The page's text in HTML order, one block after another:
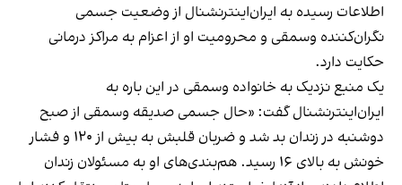
اطلاعات رسیده به ایران‌اینترنشنال از وضعیت جسمی
نگران‌کننده وسمقی و محرومیت او از اعزام به مراکز درمانی
حکایت دارد.
یک منبع نزدیک به خانواده وسمقی در این باره به
ایران‌اینترنشنال گفت: «حال جسمی صدیقه وسمقی از صبح
دوشنبه در زندان بد شد و ضربان قلبش به بیش از ۱۲۰ و فشار
خونش به بالای ۱۶ رسید. هم‌بندی‌های او به مسئولان زندان